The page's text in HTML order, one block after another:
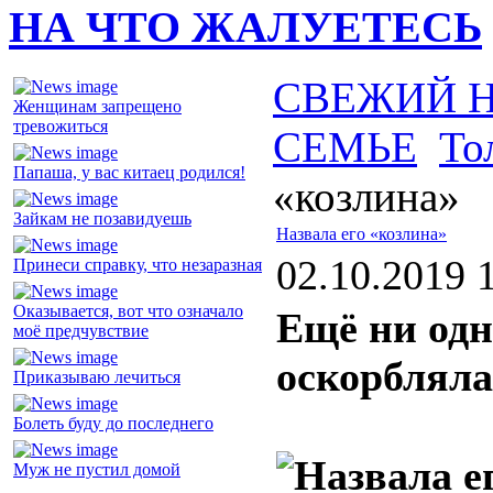
НА ЧТО ЖАЛУЕТЕСЬ
Женщинам запрещено
тревожиться
Папаша, у вас китаец родился!
Зайкам не позавидуешь
Принеси справку, что незаразная
Оказывается, вот что означало
моё предчувствие
Приказываю лечиться
Болеть буду до последнего
Муж не пустил домой
СВЕЖИЙ
СЕМЬЕ
«козлина»
Назвала его «козлина»
02.10.2019
Ещё ни
оскорбляла